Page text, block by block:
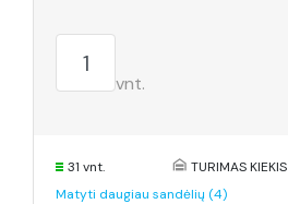
vnt.
31 vnt.
TURIMAS KIEKIS
Matyti daugiau sandėlių (4)